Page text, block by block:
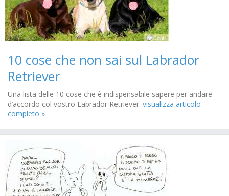
10 cose che non sai sul Labrador
Retriever
Una lista delle 10 cose che è indispensabile sapere per andare
d’accordo col vostro Labrador Retriever. visualizza articolo
completo »